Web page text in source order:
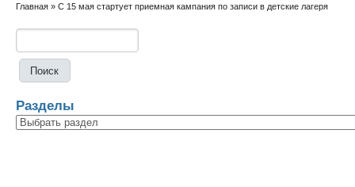
Вы здесь
Главная » С 15 мая стартует приемная кампания по записи в детские лагеря
Разделы